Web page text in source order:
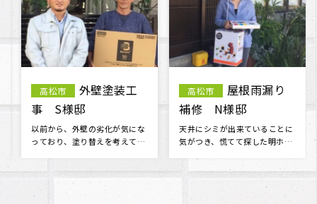
高松市
外壁塗装工
事 S様邸
以前から、外壁の劣化が気にな
っており、塗り替えを考えてま
高松市
屋根雨漏り
補修 N様邸
天井にシミが出来ていることに
気がつき、慌てて探した明ホー